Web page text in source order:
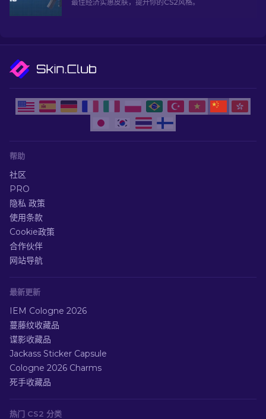
最佳经济实惠皮肤，提升你的CS2风格。
帮助
社区
PRO
隐私 政策
使用条款
Cookie政策
合作伙伴
网站导航
最新更新
IEM Cologne 2026
蔓藤纹收藏品
谍影收藏品
Jackass Sticker Capsule
Cologne 2026 Charms
死手收藏品
热门 CS2 分类